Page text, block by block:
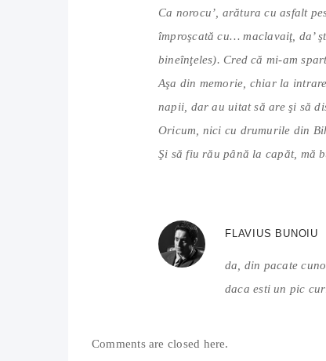
Ca norocu’, arătura cu asfalt
împroşcată cu… maclavaiţ, da’
bineînţeles). Cred că mi-am
Aşa din memorie, chiar la
napii, dar au uitat să are şi să
Oricum, nici cu drumurile din
Şi să fiu rău până la capăt, mă
FLAVIUS BUNOIU
da, din pacate
daca esti un pic
Comments are closed here.